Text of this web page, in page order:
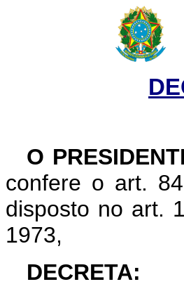
O
confere o art.
disposto no art.
1973,
DECRETA: